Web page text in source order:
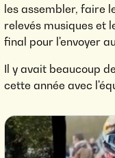
les assembler, faire
relevés musiques et
final pour l'envoyer
Il y avait beaucoup
cette année avec